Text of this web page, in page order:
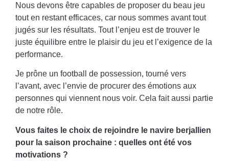
Nous devons être capables de proposer du beau jeu
tout en restant efficaces, car nous sommes avant tout
jugés sur les résultats. Tout l’enjeu est de trouver le
juste équilibre entre le plaisir du jeu et l’exigence de la
performance.
Je prône un football de possession, tourné vers
l’avant, avec l’envie de procurer des émotions aux
personnes qui viennent nous voir. Cela fait aussi partie
de notre rôle.
Vous faites le choix de rejoindre le navire berjallien
pour la saison prochaine : quelles ont été vos
motivations ?